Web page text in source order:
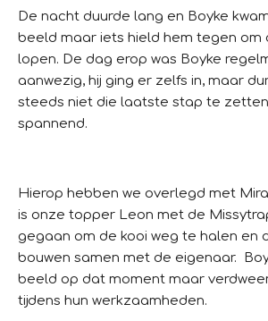
De nacht duurde lang en Boyke
beeld maar iets hield hem tegen om
lopen. De dag erop was Boyke
aanwezig, hij ging er zelfs in, maar
steeds niet die laatste stap te
spannend.
Hierop hebben we overlegd met
is onze topper Leon met de
gegaan om de kooi weg te halen en
bouwen samen met de eigenaar.
beeld op dat moment maar
tijdens hun werkzaamheden.